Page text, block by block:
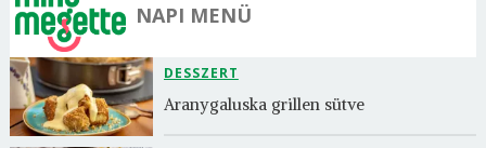
NAPI MENÜ
DESSZERT
Aranygaluska grillen sütve